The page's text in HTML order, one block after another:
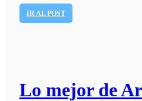
IR AL POST
Lo mejor de